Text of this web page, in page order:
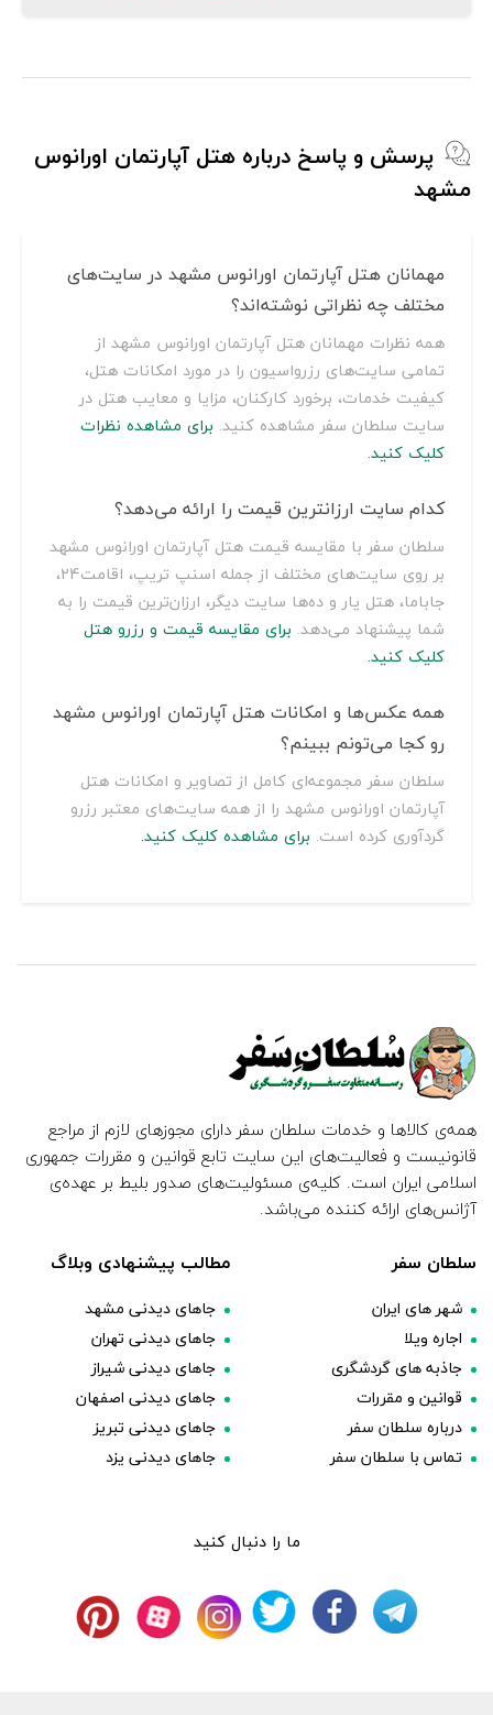
پرسش و پاسخ درباره هتل آپارتمان اورانوس
مشهد
مهمانان هتل آپارتمان اورانوس مشهد در سایت‌های
مختلف چه نظراتی نوشته‌اند؟
همه نظرات مهمانان هتل آپارتمان اورانوس مشهد از
تمامی سایت‌های رزرواسیون را در مورد امکانات هتل،
کیفیت خدمات، برخورد کارکنان، مزایا و معایب هتل در
سایت سلطان سفر مشاهده کنید. برای مشاهده نظرات
کلیک کنید.
کدام سایت ارزانترین قیمت را ارائه می‌دهد؟
سلطان سفر با مقایسه قیمت هتل آپارتمان اورانوس مشهد
بر روی سایت‌های مختلف از جمله اسنپ تریپ، اقامت24،
جاباما، هتل یار و ده‌ها سایت دیگر، ارزان‌ترین قیمت را به
شما پیشنهاد می‌دهد. برای مقایسه قیمت و رزرو هتل
کلیک کنید.
همه عکس‌ها و امکانات هتل آپارتمان اورانوس مشهد
رو کجا می‌تونم ببینم؟
سلطان سفر مجموعه‌ای کامل از تصاویر و امکانات هتل
آپارتمان اورانوس مشهد را از همه سایت‌های معتبر رزرو
گردآوری کرده است. برای مشاهده کلیک کنید.
همه‌ی کالاها و خدمات سلطان سفر دارای مجوزهای لازم از مراجع
قانونیست و فعالیت‌های این سایت تابع قوانین و مقررات جمهوری
اسلامی ایران است. کلیه‌ی مسئولیت‌های صدور بلیط بر عهده‌ی
آژانس‌های ارائه کننده می‌باشد.
سلطان سفر
شهر های ایران
اجاره ویلا
جاذبه های گردشگری
قوانین و مقررات
درباره سلطان سفر
تماس با سلطان سفر
مطالب پیشنهادی وبلاگ
جاهای دیدنی مشهد
جاهای دیدنی تهران
جاهای دیدنی شیراز
جاهای دیدنی اصفهان
جاهای دیدنی تبریز
جاهای دیدنی یزد
ما را دنبال کنید